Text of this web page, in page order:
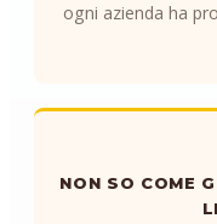
ogni azienda ha
NON SO COME